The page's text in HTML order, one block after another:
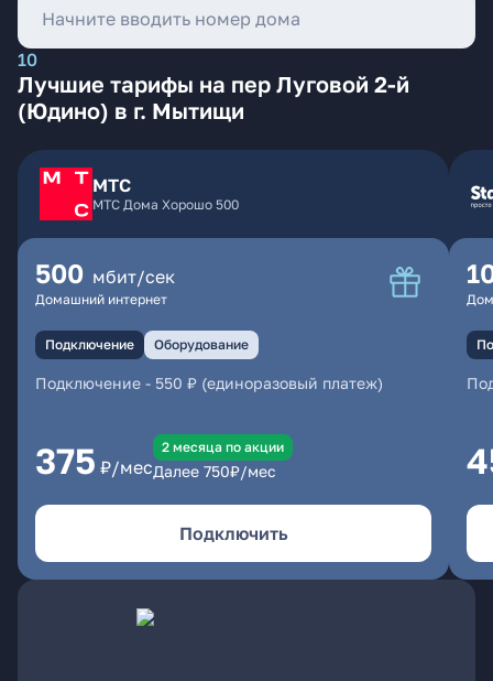
10
Лучшие тарифы на пер Луговой 2-й
(Юдино) в г. Мытищи
МТС
МТС Дома Хорошо 500
500 мбит/сек
Домашний интернет
Подключение Оборудование
Подключение - 550 ₽ (единоразовый платеж)
375 ₽/мес
2 месяцa по акции
Далее 750₽/мес
Подключить